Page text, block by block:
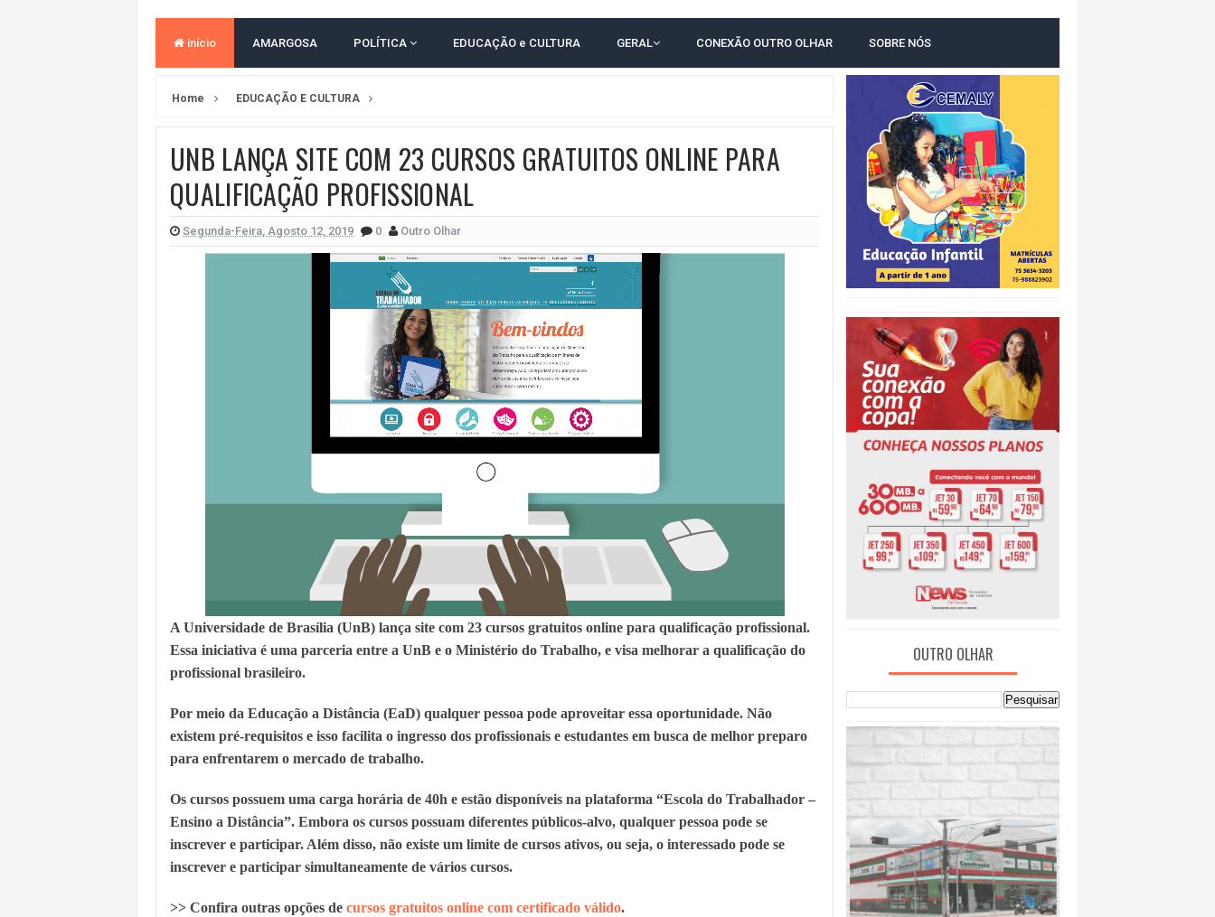
BAHIA TEM 23 CIDADES COM MAIS ELEITORES DO QUE HABITANTES; MUNIZ FERREIRA ESTÁ ENTRE ELAS
LULA E FLÁVIO BOLSONARO EMPATAM TECNICAMENTE NO 2º TURNO, DIZ PESQUISA
BAHIA E CORINTHIANS EMPATAM EM JOGO PEGADO NA ARENA FONTE NOVA
NO CENTRO DE AMARGOSA, JUSTIÇA ELEITORAL REALIZA SIMULAÇÃO DE VOTAÇÃO
início AMARGOSA POLÍTICA EDUCAÇÃO e CULTURA GERAL CONEXÃO OUTRO OLHAR SOBRE NÓS
Home EDUCAÇÃO E CULTURA
UNB LANÇA SITE COM 23 CURSOS GRATUITOS ONLINE PARA
QUALIFICAÇÃO PROFISSIONAL
Segunda-Feira, Agosto 12, 2019 0 Outro Olhar
A Universidade de Brasília (UnB) lança site com 23 cursos gratuitos online para qualificação profissional.
Essa iniciativa é uma parceria entre a UnB e o Ministério do Trabalho, e visa melhorar a qualificação do
profissional brasileiro.
Por meio da Educação a Distância (EaD) qualquer pessoa pode aproveitar essa oportunidade. Não
existem pré-requisitos e isso facilita o ingresso dos profissionais e estudantes em busca de melhor preparo
para enfrentarem o mercado de trabalho.
Os cursos possuem uma carga horária de 40h e estão disponíveis na plataforma “Escola do Trabalhador –
Ensino a Distância”. Embora os cursos possuam diferentes públicos-alvo, qualquer pessoa pode se
inscrever e participar. Além disso, não existe um limite de cursos ativos, ou seja, o interessado pode se
inscrever e participar simultaneamente de vários cursos.
>> Confira outras opções de cursos gratuitos online com certificado válido.
OUTRO OLHAR